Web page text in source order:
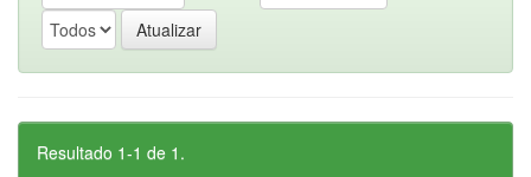
Resultado 1-1 de 1.